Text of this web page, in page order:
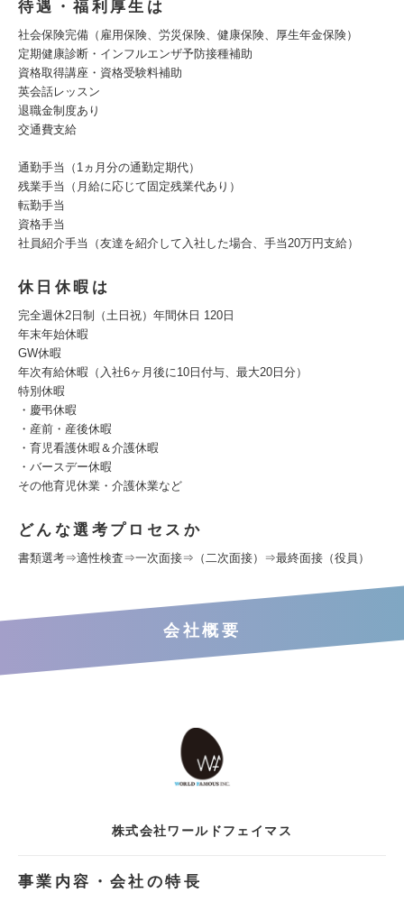
待遇・福利厚生は
社会保険完備（雇用保険、労災保険、健康保険、厚生年金保険）
定期健康診断・インフルエンザ予防接種補助
資格取得講座・資格受験料補助
英会話レッスン
退職金制度あり
交通費支給
通勤手当（1ヵ月分の通勤定期代）
残業手当（月給に応じて固定残業代あり）
転勤手当
資格手当
社員紹介手当（友達を紹介して入社した場合、手当20万円支給）
休日休暇は
完全週休2日制（土日祝）年間休日 120日
年末年始休暇
GW休暇
年次有給休暇（入社6ヶ月後に10日付与、最大20日分）
特別休暇
・慶弔休暇
・産前・産後休暇
・育児看護休暇＆介護休暇
・バースデー休暇
その他育児休業・介護休業など
どんな選考プロセスか
書類選考⇒適性検査⇒一次面接⇒（二次面接）⇒最終面接（役員）
会社概要
株式会社ワールドフェイマス
事業内容・会社の特長